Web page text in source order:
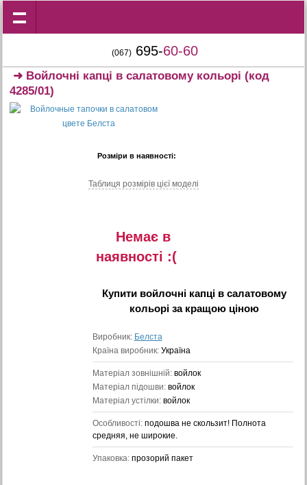
(067) 695-60-60
➜ Войлочні капці в салатовому кольорі (код
4285/01)
Розміри в наявності:
Таблиця розмiрiв цiєї моделi
Немає в
наявностi :(
Купити войлочні капці в салатовому
кольорі за кращою ціною
Виробник: Белста
Країна виробник: Україна
Матеріал зовнішній: войлок
Матеріал підошви: войлок
Матеріал устілки: войлок
Особливості: подошва не скользит! Полнота
средняя, не широкие.
Упаковка: прозорий пакет